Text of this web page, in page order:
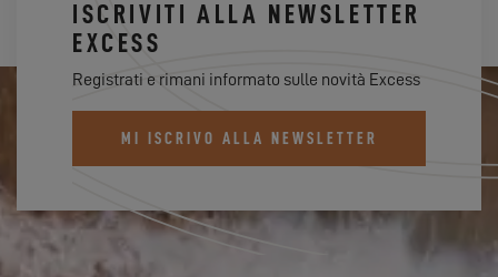
ISCRIVITI ALLA NEWSLETTER
EXCESS
Registrati e rimani informato sulle novità Excess
MI ISCRIVO ALLA NEWSLETTER